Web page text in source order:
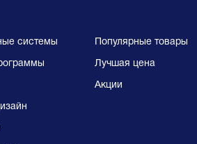
системы Популярные товары
Лучшая цена
Акции